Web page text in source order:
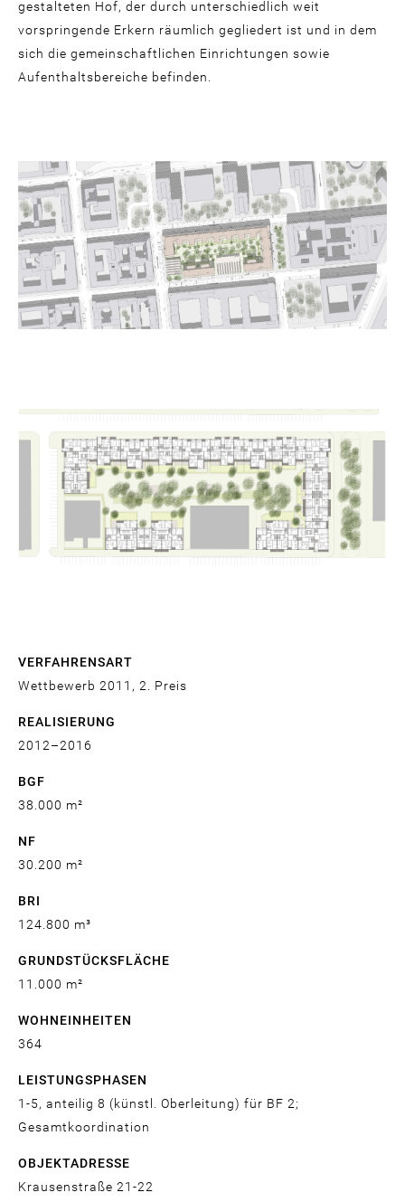
gestalteten Hof, der durch unterschiedlich weit
vorspringende Erkern räumlich gegliedert ist und in dem
sich die gemeinschaftlichen Einrichtungen sowie
Aufenthaltsbereiche befinden.
VERFAHRENSART
Wettbewerb 2011, 2. Preis
REALISIERUNG
2012
2016
BGF
38.000 m²
NF
30.200 m²
BRI
124.800 m³
GRUNDSTÜCKSFLÄCHE
11.000 m²
WOHNEINHEITEN
364
LEISTUNGSPHASEN
1-5, anteilig 8 (künstl. Oberleitung) für BF 2;
Gesamtkoordination
OBJEKTADRESSE
Krausenstraße 21-22